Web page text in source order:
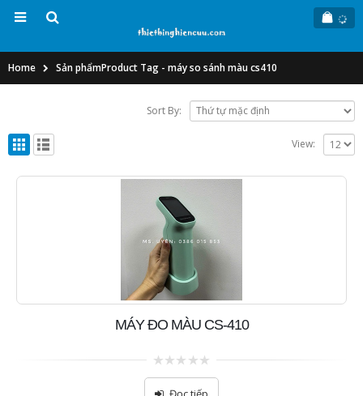
Home Sản phẩmProduct Tag - máy so sánh màu cs410
Sort By:
View:
MÁY ĐO MÀU CS-410
0